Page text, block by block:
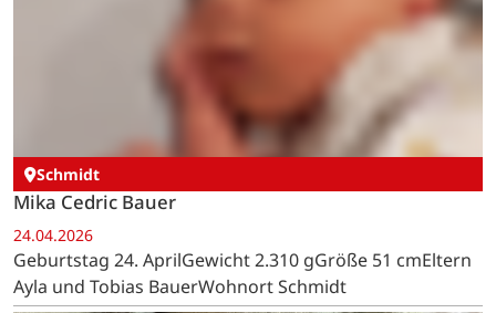
Geburtstag 28. AprilGewicht 3.340 gGröße 51 cmEltern
Janina und Stefan SchneiderWohnort Strauch